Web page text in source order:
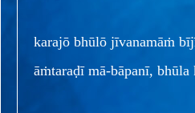
karajō bhūlō jīvanamāṁ
āṁtaraḍī mā-bāpanī, bhūla